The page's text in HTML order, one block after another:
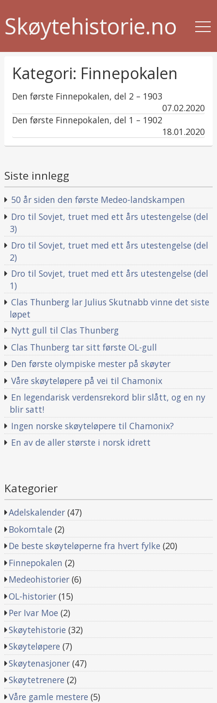
Skøytehistorie.no
Kategori: Finnepokalen
Den første Finnepokalen, del 2 – 1903
published
07.02.2020
Den første Finnepokalen, del 1 – 1902
published
in
18.01.2020
Siste innlegg
50 år siden den første Medeo-landskampen
Dro til Sovjet, truet med ett års utestengelse (del
3)
Dro til Sovjet, truet med ett års utestengelse (del
2)
Dro til Sovjet, truet med ett års utestengelse (del
1)
Clas Thunberg lar Julius Skutnabb vinne det siste
løpet
Nytt gull til Clas Thunberg
Clas Thunberg tar sitt første OL-gull
Den første olympiske mester på skøyter
Våre skøyteløpere på vei til Chamonix
En legendarisk verdensrekord blir slått, og en ny
blir satt!
Ingen norske skøyteløpere til Chamonix?
En av de aller største i norsk idrett
Kategorier
Adelskalender (47)
Bokomtale (2)
De beste skøyteløperne fra hvert fylke (20)
Finnepokalen (2)
Medeohistorier (6)
OL-historier (15)
Per Ivar Moe (2)
Skøytehistorie (32)
Skøyteløpere (7)
Skøytenasjoner (47)
Skøytetrenere (2)
Våre gamle mestere (5)